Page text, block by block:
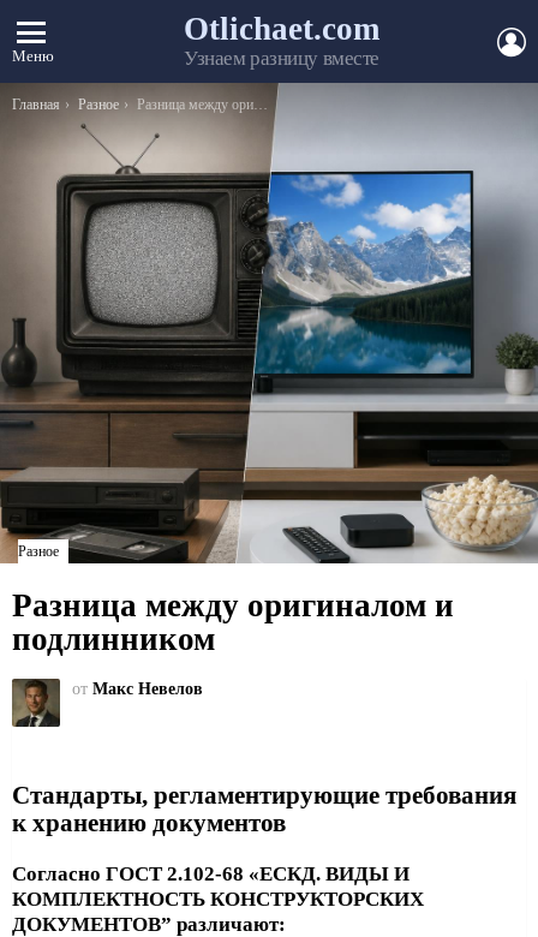
Меню
Otlichaet.com
Узнаем разницу вместе
Вы здесь:
Главная Разное Разница между оригиналом и подлинником
Разное
Разница между оригиналом и
подлинником
от Макс Невелов
Стандарты, регламентирующие требования
к хранению документов
Согласно ГОСТ 2.102-68 «ЕСКД. ВИДЫ И
КОМПЛЕКТНОСТЬ КОНСТРУКТОРСКИХ
ДОКУМЕНТОВ” различают: